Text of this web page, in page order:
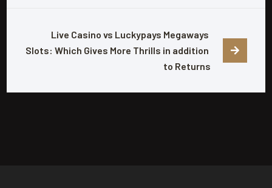
Live Casino vs Luckypays Megaways
Slots: Which Gives More Thrills in addition
to Returns